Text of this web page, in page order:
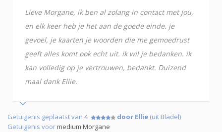
Lieve Morgane, ik ben al zolang in contact met jou,
en elk keer heb je het aan de goede einde. je
gevoel, je kaarten je woorden die me gemoedrust
geeft alles komt ook echt uit. ik wil je bedanken. ik
kan volledig op je vertrouwen, bedankt. Duizend
maal dank Ellie.
Getuigenis geplaatst van 4 door Ellie (uit Bladel)
Getuigenis voormedium Morgane